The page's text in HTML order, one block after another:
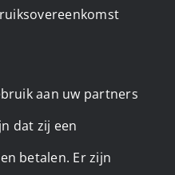
aan uw partners
dat zij een
betalen. Er zijn